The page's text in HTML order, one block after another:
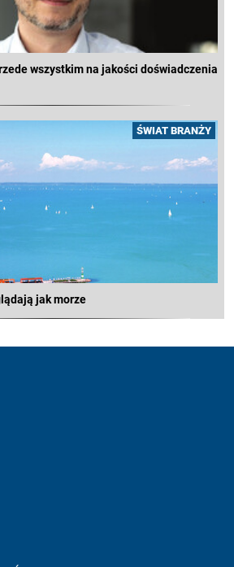
wszystkim na jakości doświadczenia
ŚWIAT BRANŻY
jak morze